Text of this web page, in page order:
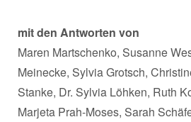
mit den Antworten von
Maren Martschenko, Susanne
Meinecke, Sylvia Grotsch,
Stanke, Dr. Sylvia Löhken, Ruth
Marjeta Prah-Moses, Sarah